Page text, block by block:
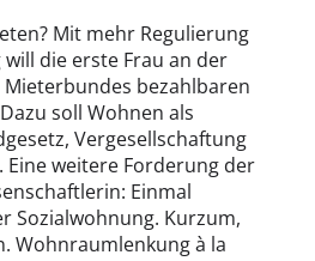
Mit mehr Regulierung
die erste Frau an der
bezahlbaren
soll Wohnen als
Vergesellschaftung
Eine weitere Forderung der
Einmal
Sozialwohnung. Kurzum,
Wohnraumlenkung à la